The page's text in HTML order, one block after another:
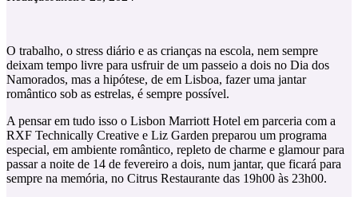
O trabalho, o stress diário e as crianças na escola, nem sempre
deixam tempo livre para usfruir de um passeio a dois no Dia dos
Namorados, mas a hipótese, de em Lisboa, fazer uma jantar
romântico sob as estrelas, é sempre possível.
A pensar em tudo isso o Lisbon Marriott Hotel em parceria com a
RXF Technically Creative e Liz Garden preparou um programa
especial, em ambiente romântico, repleto de charme e glamour para
passar a noite de 14 de fevereiro a dois, num jantar, que ficará para
sempre na memória, no Citrus Restaurante das 19h00 às 23h00.